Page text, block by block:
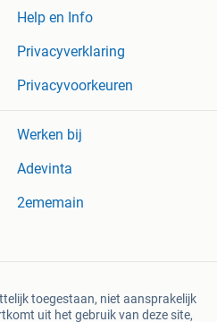
Help en Info
Privacyverklaring
Privacyvoorkeuren
Werken bij
Adevinta
2ememain
toegestaan, niet aansprakelijk
uit het gebruik van deze site,